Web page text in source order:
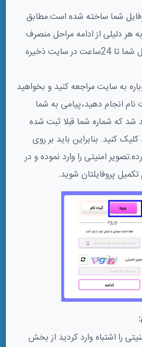
شما ساخته شده است.مطابق
هر دلیلی از ادامه مراحل منصرف
شدید،شماره موبایل شما تا 24ساعت در سایت ذخیره
به سایت مراجعه کنید و بخواهید
انجام دهید،پیامی به شما
شد که شماره شما قبلا ثبت شده
کنید. بنابراین باید بر روی
امنیتی را وارد نموده و در
پروفایلتان شوید.
را اشتباه وارد کردید از بخش